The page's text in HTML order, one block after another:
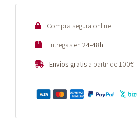
Compra segura online
Entregas en24-48h
Envíos gratis a partir de 100€